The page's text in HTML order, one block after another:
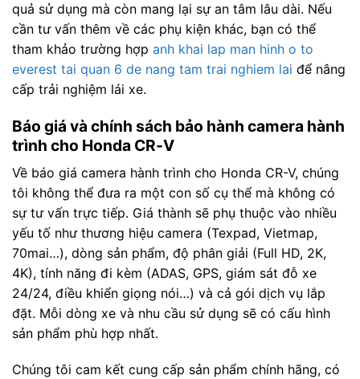
quả sử dụng mà còn mang lại sự an tâm lâu dài. Nếu
cần tư vấn thêm về các phụ kiện khác, bạn có thể
tham khảo trường hợp anh khai lap man hinh o to
everest tai quan 6 de nang tam trai nghiem lai để nâng
cấp trải nghiệm lái xe.
Báo giá và chính sách bảo hành camera hành
trình cho Honda CR-V
Về báo giá camera hành trình cho Honda CR-V, chúng
tôi không thể đưa ra một con số cụ thể mà không có
sự tư vấn trực tiếp. Giá thành sẽ phụ thuộc vào nhiều
yếu tố như thương hiệu camera (Texpad, Vietmap,
70mai…), dòng sản phẩm, độ phân giải (Full HD, 2K,
4K), tính năng đi kèm (ADAS, GPS, giám sát đỗ xe
24/24, điều khiển giọng nói…) và cả gói dịch vụ lắp
đặt. Mỗi dòng xe và nhu cầu sử dụng sẽ có cấu hình
sản phẩm phù hợp nhất.
Chúng tôi cam kết cung cấp sản phẩm chính hãng, có